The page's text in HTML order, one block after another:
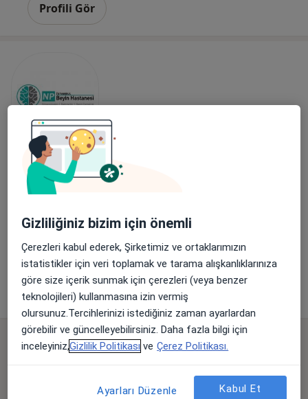
Profili Gör
NPİSTANBUL Beyin Hastanesi
Psikoloji, İç hastalıkları, Kardiyoloji
Profili Gör
Online danışmanlık mevcut
Bölgenizdeki uzmanlar yüz yüze ziyaretler için
müsait değil. Bunun yerine online danışmanlığını
Gizliliğiniz bizim için önemli
Çerezleri kabul ederek, Şirketimiz ve ortaklarımızın
istatistikler için veri toplamak ve tarama alışkanlıklarınıza
göre size içerik sunmak için çerezleri (veya benzer
teknolojileri) kullanmasına izin vermiş
olursunuz.Tercihlerinizi istediğiniz zaman ayarlardan
görebilir ve güncelleyebilirsiniz. Daha fazla bilgi için
inceleyiniz,Gizlilik Politikası ve Çerez Politikası.
Ayarları Düzenle Kabul Et